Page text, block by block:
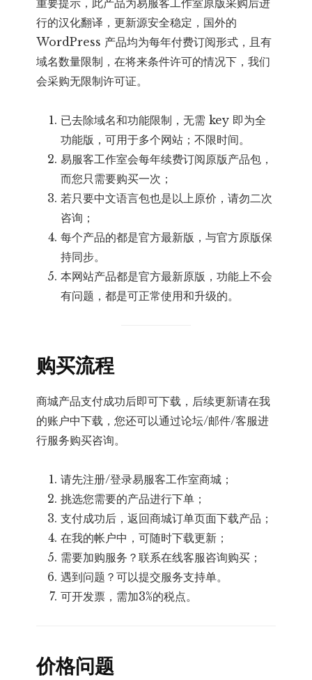
重要提示，此产品为易服客工作室原版采购后进
行的汉化翻译，更新源安全稳定，国外的
WordPress 产品均为每年付费订阅形式，且有
域名数量限制，在将来条件许可的情况下，我们
会采购无限制许可证。
已去除域名和功能限制，无需 key 即为全
功能版，可用于多个网站；不限时间。
易服客工作室会每年续费订阅原版产品包，
而您只需要购买一次；
若只要中文语言包也是以上原价，请勿二次
咨询；
每个产品的都是官方最新版，与官方原版保
持同步。
本网站产品都是官方最新原版，功能上不会
有问题，都是可正常使用和升级的。
购买流程
商城产品支付成功后即可下载，后续更新请在我
的账户中下载，您还可以通过论坛/邮件/客服进
行服务购买咨询。
请先注册/登录易服客工作室商城；
挑选您需要的产品进行下单；
支付成功后，返回商城订单页面下载产品；
在我的帐户中，可随时下载更新；
需要加购服务？联系在线客服咨询购买；
遇到问题？可以提交服务支持单。
可开发票，需加3%的税点。
价格问题